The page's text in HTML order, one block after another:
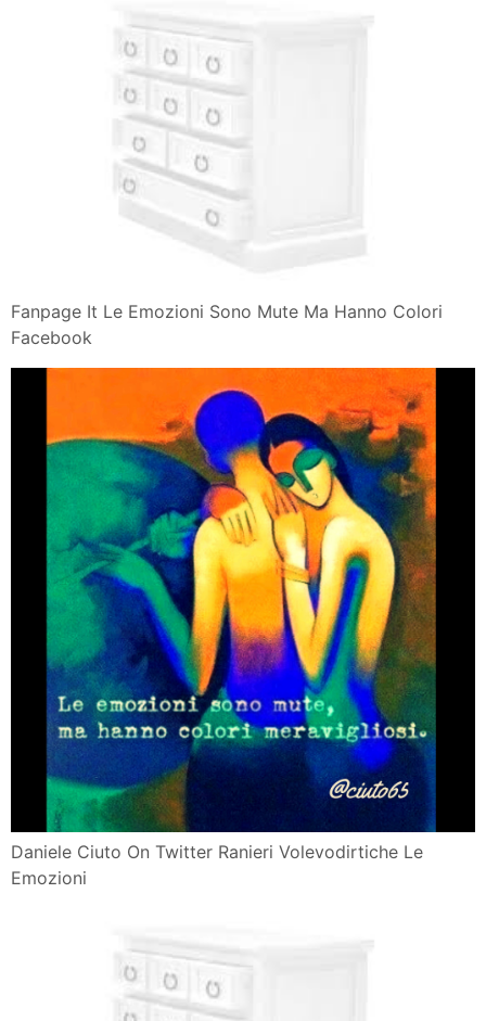
Fanpage It Le Emozioni Sono Mute Ma Hanno Colori
Facebook
Daniele Ciuto On Twitter Ranieri Volevodirtiche Le
Emozioni